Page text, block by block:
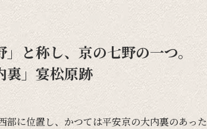
と称し、京の七野の一つ。
裏」宴松原跡
部に位置し、 かつては平安京の大内裏のあった